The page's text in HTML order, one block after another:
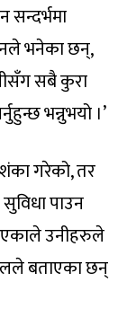
सन्दर्भमा
भनेका छन्,
सबै कुरा
भन्नुभयो ।’
गरेको, तर
पाउन
उनीहरुले
बताएका छन्